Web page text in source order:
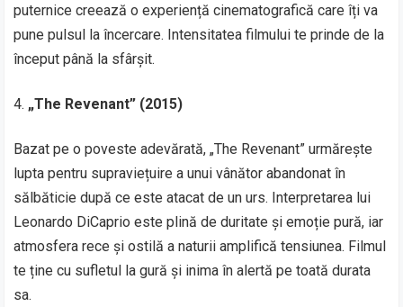
puternice creează o experiență cinematografică care îți va
pune pulsul la încercare. Intensitatea filmului te prinde de la
început până la sfârșit.
„The Revenant” (2015)
Bazat pe o poveste adevărată, „The Revenant” urmărește
lupta pentru supraviețuire a unui vânător abandonat în
sălbăticie după ce este atacat de un urs. Interpretarea lui
Leonardo DiCaprio este plină de duritate și emoție pură, iar
atmosfera rece și ostilă a naturii amplifică tensiunea. Filmul
te ține cu sufletul la gură și inima în alertă pe toată durata
sa.